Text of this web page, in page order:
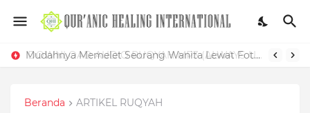
Mudahnya Memelet Seorang Wanita Lewat Foto di Facebook
Beranda ARTIKEL RUQYAH